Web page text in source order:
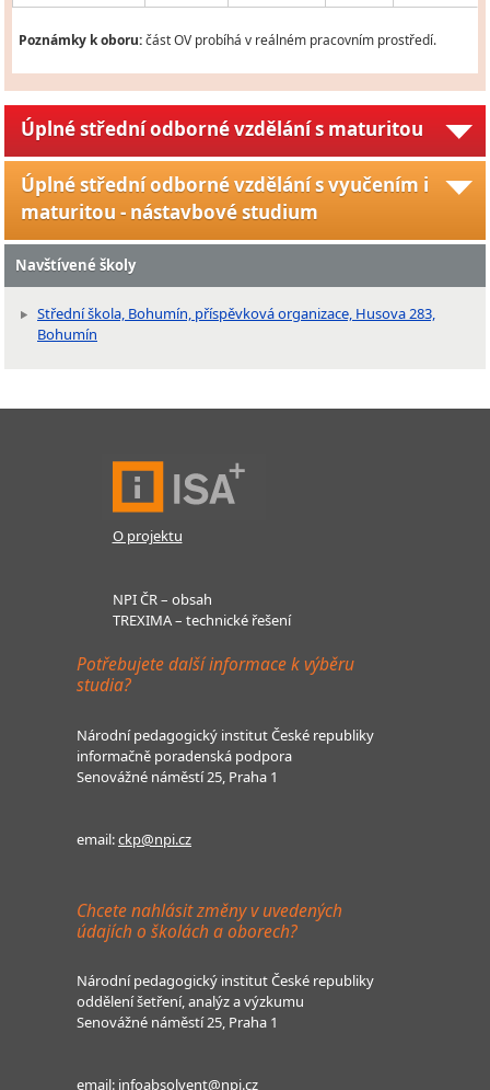
Poznámky k oboru:část OV probíhá v reálném pracovním prostředí.
Úplné střední odborné vzdělání s maturitou
Úplné střední odborné vzdělání s vyučením i
maturitou - nástavbové studium
Navštívené školy
Střední škola, Bohumín, příspěvková organizace, Husova 283,
Bohumín
O projektu
NPI ČR – obsah
TREXIMA – technické řešení
Potřebujete další informace k výběru
studia?
Národní pedagogický institut České republiky
informačně poradenská podpora
Senovážné náměstí 25, Praha 1
email:ckp@npi.cz
Chcete nahlásit změny v uvedených
údajích o školách a oborech?
Národní pedagogický institut České republiky
oddělení šetření, analýz a výzkumu
Senovážné náměstí 25, Praha 1
email: infoabsolvent@npi.cz